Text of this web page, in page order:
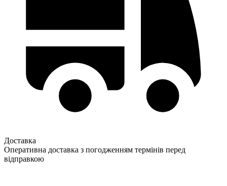
Доставка
Оперативна доставка з погодженням термінів перед
відправкою